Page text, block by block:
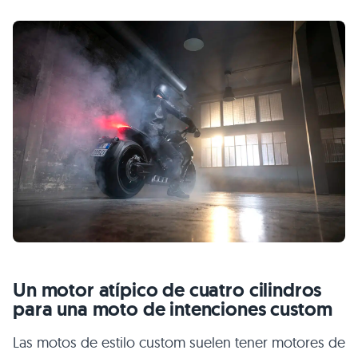
Un motor atípico de cuatro cilindros
para una moto de intenciones custom
Las motos de estilo custom suelen tener motores de